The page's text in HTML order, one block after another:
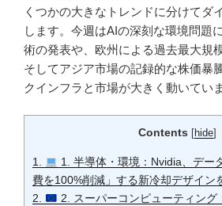
くつかの大きなトレンドに分けてダ
します。今週はAIの深刻な環境問題
術の発表や、欧州による過去最大規
そしてアジア市場の記録的な株価暴
クインフラと市場が大きく動いていま
Contents [hide]
1.
1. 半導体・環境：Nvidia、デー
費を100%削減」する新冷却デザイン
2.
2. スーパーコンピューティング